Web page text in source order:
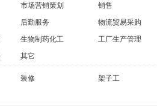
市场营销策划 销售
后勤服务 物流贸易采购
生物制药化工 工厂生产管理
其它
装修 架子工